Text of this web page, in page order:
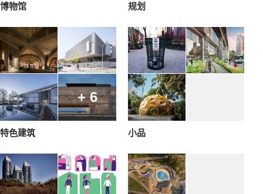
博物馆 规划
+ 6
特色建筑 小品